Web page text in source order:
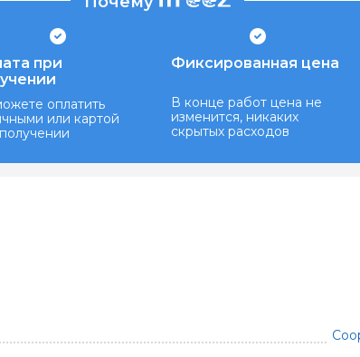
при
оплатить
или картой
Фиксированная цена
В конце работ цена не
изменится, никаких
скрытых расходов